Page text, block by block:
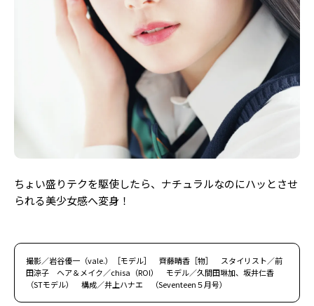
ちょい盛りテクを駆使したら、ナチュラルなのにハッとさせ
られる美少女感へ変身！
撮影／岩谷優一（vale.）［モデル］ 齊藤晴香［物］ スタイリスト／前
田涼子 ヘア＆メイク／chisa（ROI） モデル／久間田琳加、坂井仁香
（STモデル） 構成／井上ハナエ （Seventeen５月号）